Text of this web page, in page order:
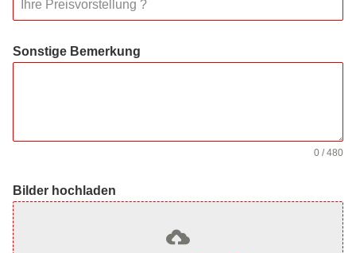
Sonstige Bemerkung
0 / 480
Bilder hochladen